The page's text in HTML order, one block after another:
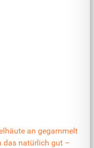
an gegammelt
das natürlich gut –